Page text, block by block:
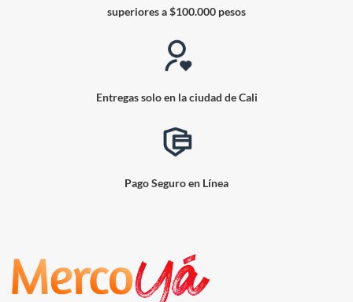
superiores a $100.000 pesos
Entregas solo en la ciudad de Cali
Pago Seguro en Línea